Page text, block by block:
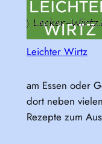
Leichter Wirtz
am Essen oder
dort neben
Rezepte zum